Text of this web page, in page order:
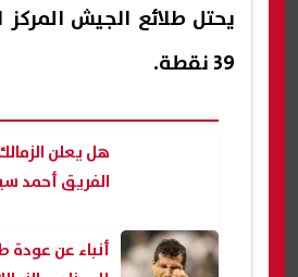
يحتل طلائع الجيش
39 نقطة.
هل يعلن
الفريق أحمد
أنباء عن عودة